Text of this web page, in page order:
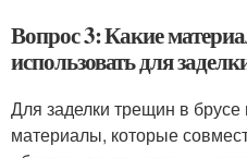
Вопрос 3: Какие
использовать для
Для заделки трещин в
материалы, которые